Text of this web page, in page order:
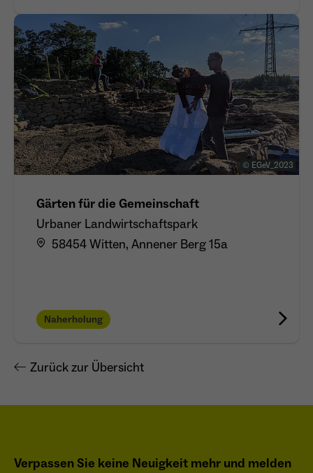
© EGeV_2023
Gärten für die Gemeinschaft
Urbaner Landwirtschaftspark
58454 Witten, Annener Berg 15a
Naherholung
Zurück zur Übersicht
Verpassen Sie keine Neuigkeit mehr und melden